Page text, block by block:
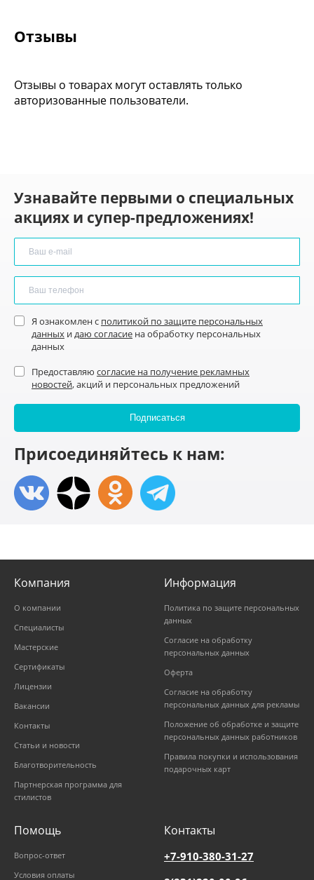
Отзывы
Отзывы о товарах могут оставлять только
авторизованные пользователи.
Узнавайте первыми о специальных
акциях и супер-предложениях!
Я ознакомлен с политикой по защите персональных
данных идаю согласие на обработку персональных
данных
Предоставляю согласие на получение рекламных
новостей, акций и персональных предложений
Присоединяйтесь к нам:
Компания
О компании
Специалисты
Мастерские
Сертификаты
Лицензии
Вакансии
Контакты
Статьи и новости
Благотворительность
Партнерская программа для
стилистов
Информация
Политика по защите персональных
данных
Согласие на обработку
персональных данных
Оферта
Согласие на обработку
персональных данных для рекламы
Положение об обработке и защите
персональных данных работников
Правила покупки и использования
подарочных карт
Помощь
Вопрос-ответ
Условия оплаты
Контакты
+7-910-380-31-27